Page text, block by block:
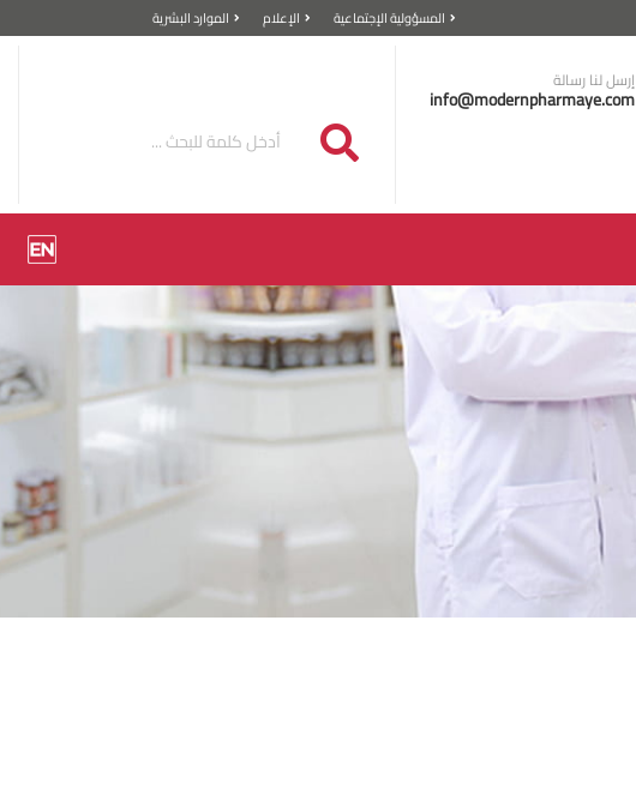
المسؤولية الإجتماعية الإعلام الموارد البشرية
إرسل لنا رسالة
info@modernpharmaye.com